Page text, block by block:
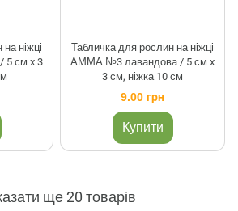
ніжці
см x 3
Табличка для рослин на ніжці
АММА №3 лавандова / 5 см x
3 см, ніжка 10 см
9.00 грн
Купити
ще 20 товарів